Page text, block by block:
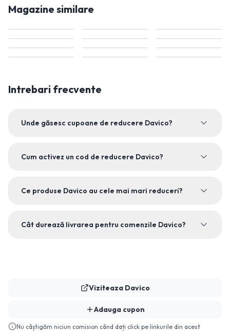
Viziteaza Davico
Adauga cupon
Nu câștigăm niciun comision când dați click pe linkurile din acest
Magazine similare
Intrebari frecvente
Unde găsesc cupoane de reducere Davico?
Cum activez un cod de reducere Davico?
Ce produse Davico au cele mai mari reduceri?
Cât durează livrarea pentru comenzile Davico?